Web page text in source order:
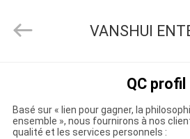
MAISON
VANSHUI
ENTERPRISE
QC profil
Basé sur « lien pour gagner, la
ensemble », nous fournirons à nos
qualité et les services personnels :